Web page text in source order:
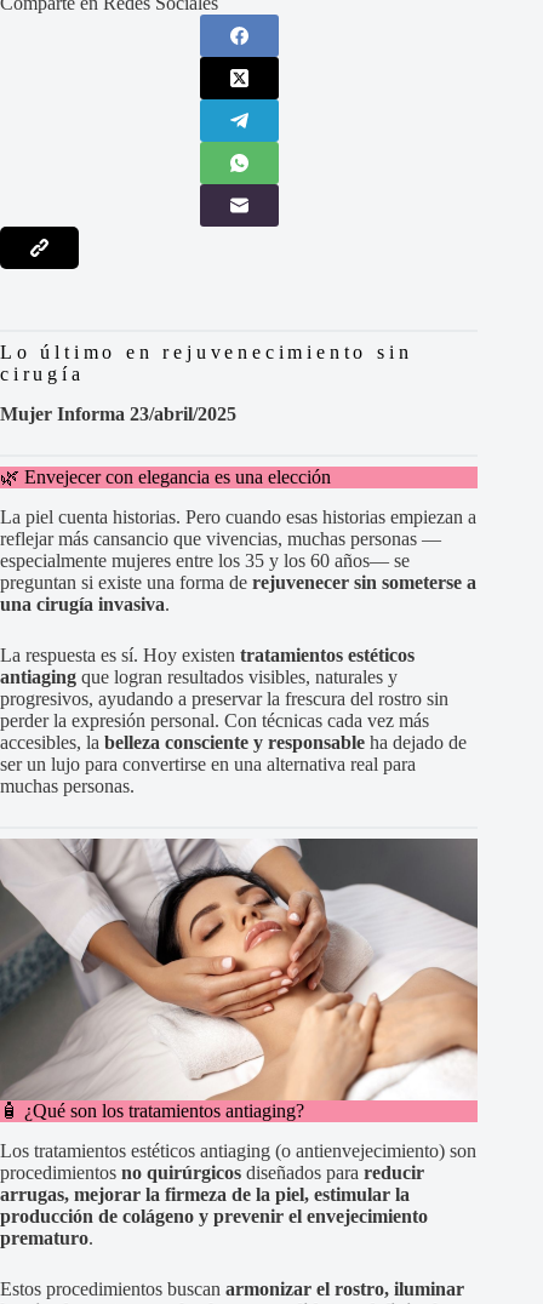
Lo último en rejuvenecimiento sin
cirugía
Mujer Informa 23/abril/2025
🌿 Envejecer con elegancia es una elección
La piel cuenta historias. Pero cuando esas historias empiezan a
reflejar más cansancio que vivencias, muchas personas —
especialmente mujeres entre los 35 y los 60 años— se
preguntan si existe una forma de rejuvenecer sin someterse a
una cirugía invasiva.
La respuesta es sí. Hoy existen tratamientos estéticos
antiaging que logran resultados visibles, naturales y
progresivos, ayudando a preservar la frescura del rostro sin
perder la expresión personal. Con técnicas cada vez más
accesibles, la belleza consciente y responsable ha dejado de
ser un lujo para convertirse en una alternativa real para
muchas personas.
🧴 ¿Qué son los tratamientos antiaging?
Los tratamientos estéticos antiaging (o antienvejecimiento) son
procedimientos no quirúrgicos diseñados para reducir
arrugas, mejorar la firmeza de la piel, estimular la
producción de colágeno y prevenir el envejecimiento
prematuro.
Estos procedimientos buscan armonizar el rostro, iluminar